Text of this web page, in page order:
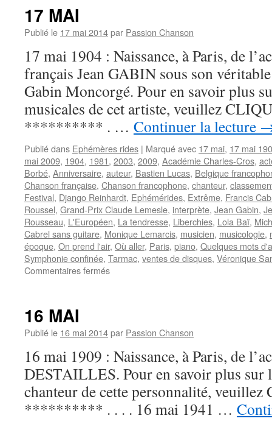
17 MAI
Publié le 17 mai 2014par Passion Chanson
17 mai 1904 : Naissance, à Paris, de
français Jean GABIN sous son
Gabin Moncorgé. Pour en savoir plus
musicales de cet artiste, veuillez
********** . … Continuer la lecture
Publié dans Ephémères rides | Marqué avec 17 mai, 17 mai
mai 2009, 1904, 1981, 2003, 2009, Académie Charles-Cros,
Borbé, Anniversaire, auteur, Bastien Lucas, Belgique
Chanson française, Chanson francophone, chanteur,
Festival, Django Reinhardt, Ephémérides, Extrême, Francis
Roussel, Grand-Prix Claude Lemesle, interprète, Jean Gabin,
Rousseau, L'Européen, La tendresse, Liberchies, Lola Baï,
Cabrel sans guitare, Monique Lemarcis, musicien, musicologie,
époque, On prend l'air, Où aller, Paris, piano, Quelques mots
Symphonie confinée, Tarmac, ventes de disques, Véronique
Commentaires ferméssur
16 MAI
Publié le 16 mai 2014par Passion Chanson
16 mai 1909 : Naissance, à Paris, de
DESTAILLES. Pour en savoir plus sur
chanteur de cette personnalité,
********** . . . . 16 mai 1941 …